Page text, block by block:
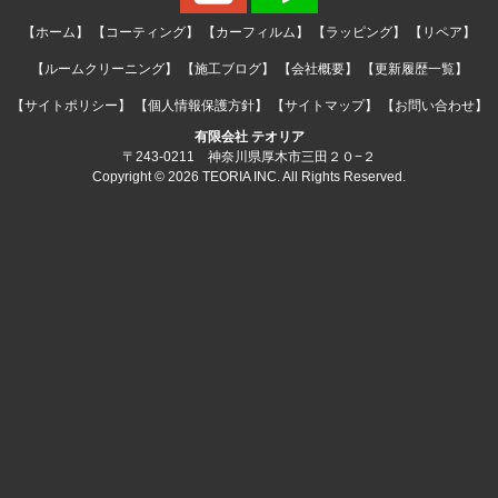
【ホーム】 【コーティング】 【カーフィルム】 【ラッピング】 【リペア】
【ルームクリーニング】 【施工ブログ】 【会社概要】 【更新履歴一覧】
【サイトポリシー】 【個人情報保護方針】 【サイトマップ】
【お問い合わせ】
有限会社 テオリア
〒243-0211 神奈川県厚木市三田２０−２
Copyright © 2026 TEORIA INC. All Rights Reserved.